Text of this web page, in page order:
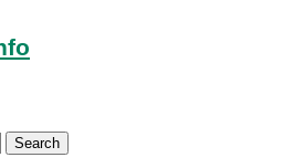
Search